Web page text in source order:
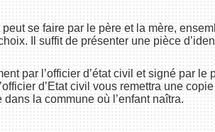
se faire par le père et la mère,
Il suffit de présenter une pièce
par l’officier d’état civil et signé par le
d’Etat civil vous remettra une copie
la commune où l’enfant naîtra.